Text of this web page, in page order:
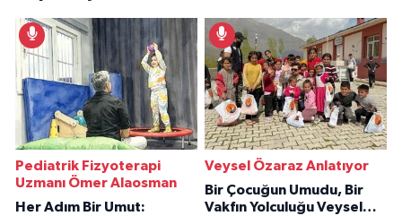
Pediatrik Fizyoterapi
Uzmanı Ömer Alaosman
Her Adım Bir Umut:
Veysel Özaraz Anlatıyor
Bir Çocuğun Umudu, Bir
Vakfın Yolculuğu Veysel